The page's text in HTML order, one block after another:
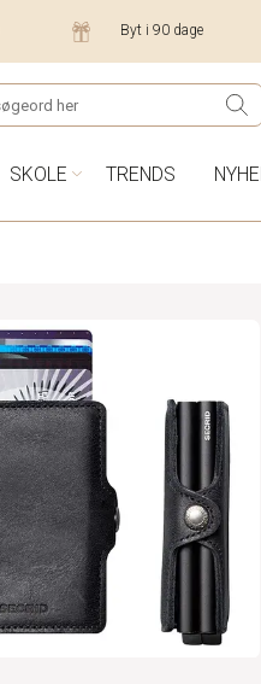
Byt i 90 dage
SKOLE TRENDS